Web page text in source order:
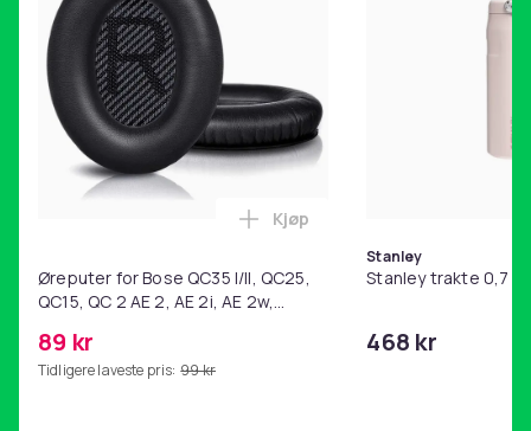
Øreputer for Bose QC35 I/II, QC25,
QC15, QC 2 AE 2, AE 2i, AE 2w,
89 kr
Tidligere laveste pris: 99 kr
Legg Øreputer for Bose QC35
Kjøp
Stanley
Stanley trakte 0,7 l,
468 kr